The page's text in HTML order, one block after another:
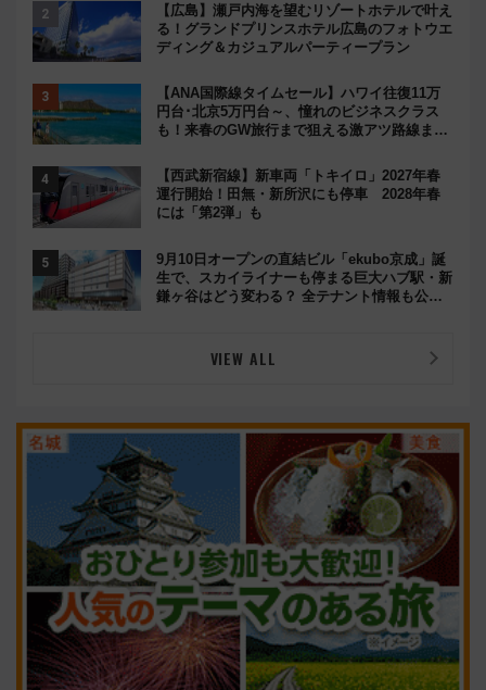
【広島】瀬戸内海を望むリゾートホテルで叶え
る！グランドプリンスホテル広島のフォトウエ
ディング＆カジュアルパーティープラン
【ANA国際線タイムセール】ハワイ往復11万
円台･北京5万円台～、憧れのビジネスクラス
も！来春のGW旅行まで狙える激アツ路線まと
【西武新宿線】新車両「トキイロ」2027年春
運行開始！田無・新所沢にも停車 2028年春
には「第2弾」も
9月10日オープンの直結ビル「ekubo京成」誕
生で、スカイライナーも停まる巨大ハブ駅・新
鎌ヶ谷はどう変わる？ 全テナント情報も公
VIEW ALL